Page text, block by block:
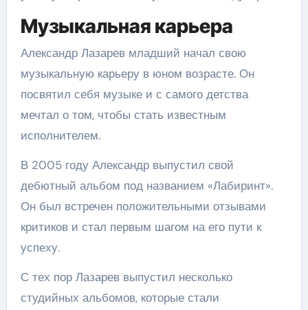
Музыкальная карьера
Александр Лазарев младший начал свою
музыкальную карьеру в юном возрасте. Он
посвятил себя музыке и с самого детства
мечтал о том, чтобы стать известным
исполнителем.
В 2005 году Александр выпустил свой
дебютный альбом под названием «Лабиринт».
Он был встречен положительными отзывами
критиков и стал первым шагом на его пути к
успеху.
С тех пор Лазарев выпустил несколько
студийных альбомов, которые стали